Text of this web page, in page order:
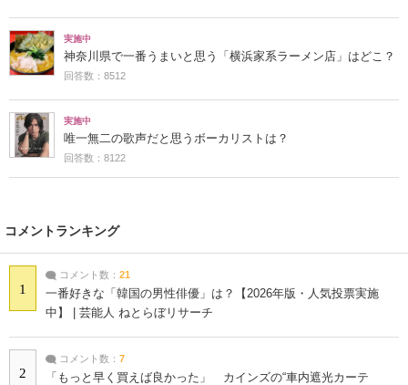
実施中
神奈川県で一番うまいと思う「横浜家系ラーメン店」はどこ？
回答数：8512
実施中
唯一無二の歌声だと思うボーカリストは？
回答数：8122
コメントランキング
1
コメント数： 21
一番好きな「韓国の男性俳優」は？【2026年版・人気投票実施
中】 | 芸能人 ねとらぼリサーチ
2
コメント数： 7
「もっと早く買えば良かった」 カインズの“車内遮光カーテ